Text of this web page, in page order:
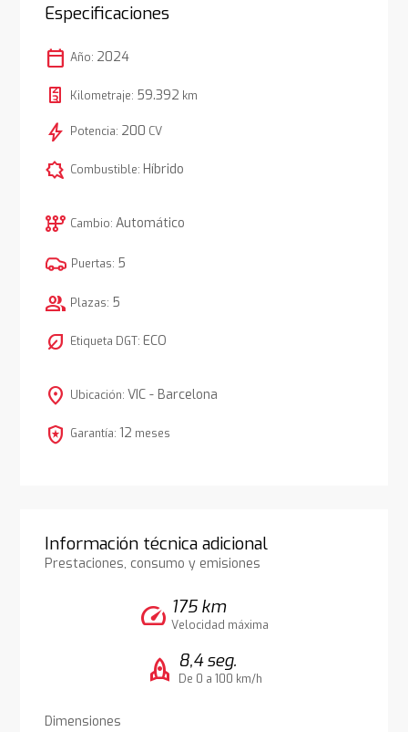
Especificaciones
calendar_today Año: 2024
Kilometraje: 59.392 km
bolt Potencia: 200 CV
comic_bubble Combustible: Híbrido
auto_transmission Cambio: Automático
Puertas: 5
group Plazas: 5
nest_eco_leaf Etiqueta DGT: ECO
location_on Ubicación: VIC - Barcelona
local_police Garantía: 12 meses
Información técnica adicional
Prestaciones, consumo y emisiones
speed 175 km
Velocidad máxima
rocket 8,4 seg.
De 0 a 100 km/h
Dimensiones